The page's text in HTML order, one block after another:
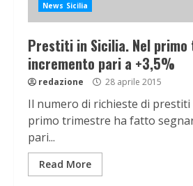
News Sicilia
Prestiti in Sicilia. Nel
incremento pari a +3,5%
redazione 28 aprile 2015
Il numero di richieste di prestiti
primo trimestre ha fatto
pari...
Read More